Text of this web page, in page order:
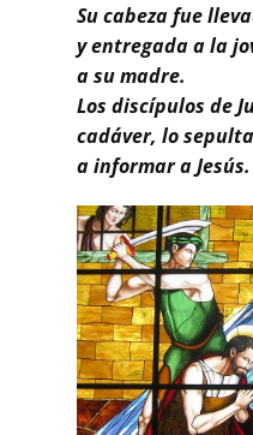
Su cabeza fue
y entregada a la
a su madre.
Los discípulos de
cadáver, lo
a informar a Jesús.